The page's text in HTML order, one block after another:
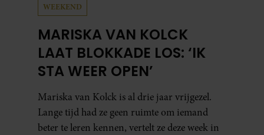
WEEKEND
MARISKA VAN KOLCK
LAAT BLOKKADE LOS: ‘IK
STA WEER OPEN’
Mariska van Kolck is al drie jaar vrijgezel.
Lange tijd had ze geen ruimte om iemand
beter te leren kennen, vertelt ze deze week in